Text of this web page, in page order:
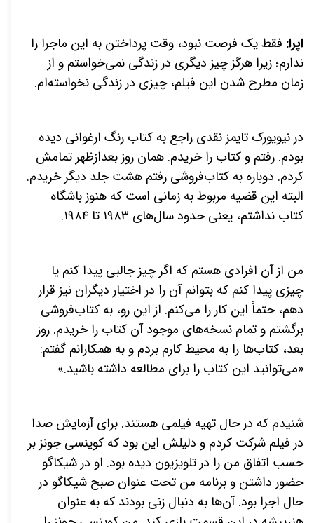
اپرا: فقط یک فرصت نبود، وقت پرداختن به این ماجرا را
ندارم؛ زیرا هرگز چیز دیگری در زندگی نمی‌خواستم و از
زمان مطرح شدن این فیلم، چیزی در زندگی نخواسته‌ام.
در نیویورک تایمز نقدی راجع به کتاب رنگ ارغوانی دیده
بودم. رفتم و کتاب را خریدم. همان روز بعدازظهر تمامش
کردم. دوباره به کتاب‌فروشی رفتم هشت جلد دیگر خریدم.
البته این قضیه مربوط به زمانی است که هنوز باشگاه
کتاب نداشتم، یعنی حدود سال‌های ۱۹۸۳ تا ۱۹۸۴.
من از آن افرادی هستم که اگر چیز جالبی پیدا کنم یا
چیزی پیدا کنم که بتوانم آن را در اختیار دیگران نیز قرار
دهم، حتماً این کار را می‌کنم. از این رو، به کتاب‌فروشی
برگشتم و تمام نسخه‌های موجود آن کتاب را خریدم. روز
بعد، کتاب‌ها را به محیط کارم بردم و به همکارانم گفتم:
«می‌توانید این کتاب را برای مطالعه داشته باشید.»
شنیدم که در حال تهیه فیلمی هستند. برای آزمایش صدا
در فیلم شرکت کردم و دلیلش این بود که کوینسی جونز بر
حسب اتفاق من را در تلویزیون دیده بود. او در شیکاگو
حضور داشتن و برنامه من تحت عنوان صبح شیکاگو در
حال اجرا بود. آن‌ها به دنبال زنی بودند که به عنوان